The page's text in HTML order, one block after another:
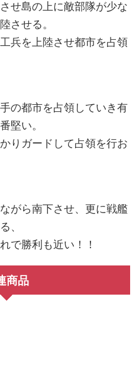
せ島の上に敵部隊が少な
させる。
兵を上陸させ都市を占領
の都市を占領していき有
堅い。
りガードして占領を行お
がら南下させ、更に戦艦
、
で勝利も近い！！
商品